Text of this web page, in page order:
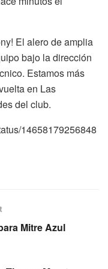
El alero de amplia
bajo la dirección
Estamos más
en Las
del club.
14658179256848
Mitre Azul